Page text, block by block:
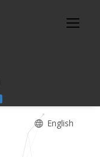
English